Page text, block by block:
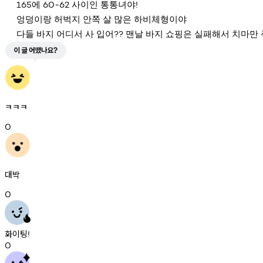
165에 60-62 사이인 통통녀야!
엉덩이랑 허벅지 안쪽 살 많은 하비체형이야
다들 바지 어디서 사 입어?? 맨날 바지 쇼핑은 실패해서 치마만
ㅋㅋㅋ
0
대박
0
화이팅!
0